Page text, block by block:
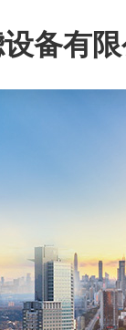
备有